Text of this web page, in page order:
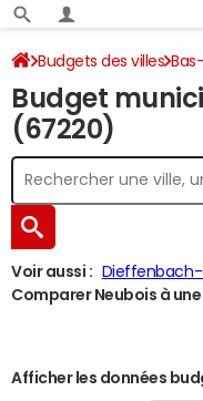
Budgets des villes
Budget
(67220)
Voir aussi : Dieffenbach-
Comparer Neubois à
Afficher les données